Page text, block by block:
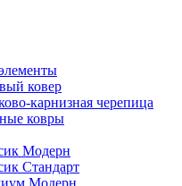
ковер
карнизная черепица
ковры
Модерн
Стандарт
Модерн